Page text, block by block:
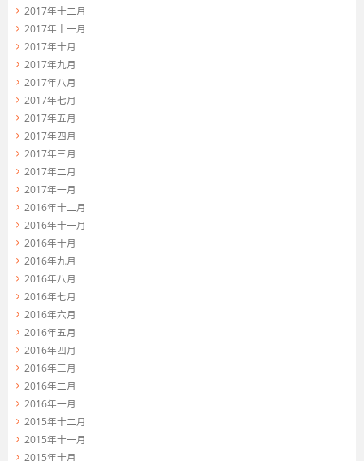
2017年十二月
2017年十一月
2017年十月
2017年九月
2017年八月
2017年七月
2017年五月
2017年四月
2017年三月
2017年二月
2017年一月
2016年十二月
2016年十一月
2016年十月
2016年九月
2016年八月
2016年七月
2016年六月
2016年五月
2016年四月
2016年三月
2016年二月
2016年一月
2015年十二月
2015年十一月
2015年十月